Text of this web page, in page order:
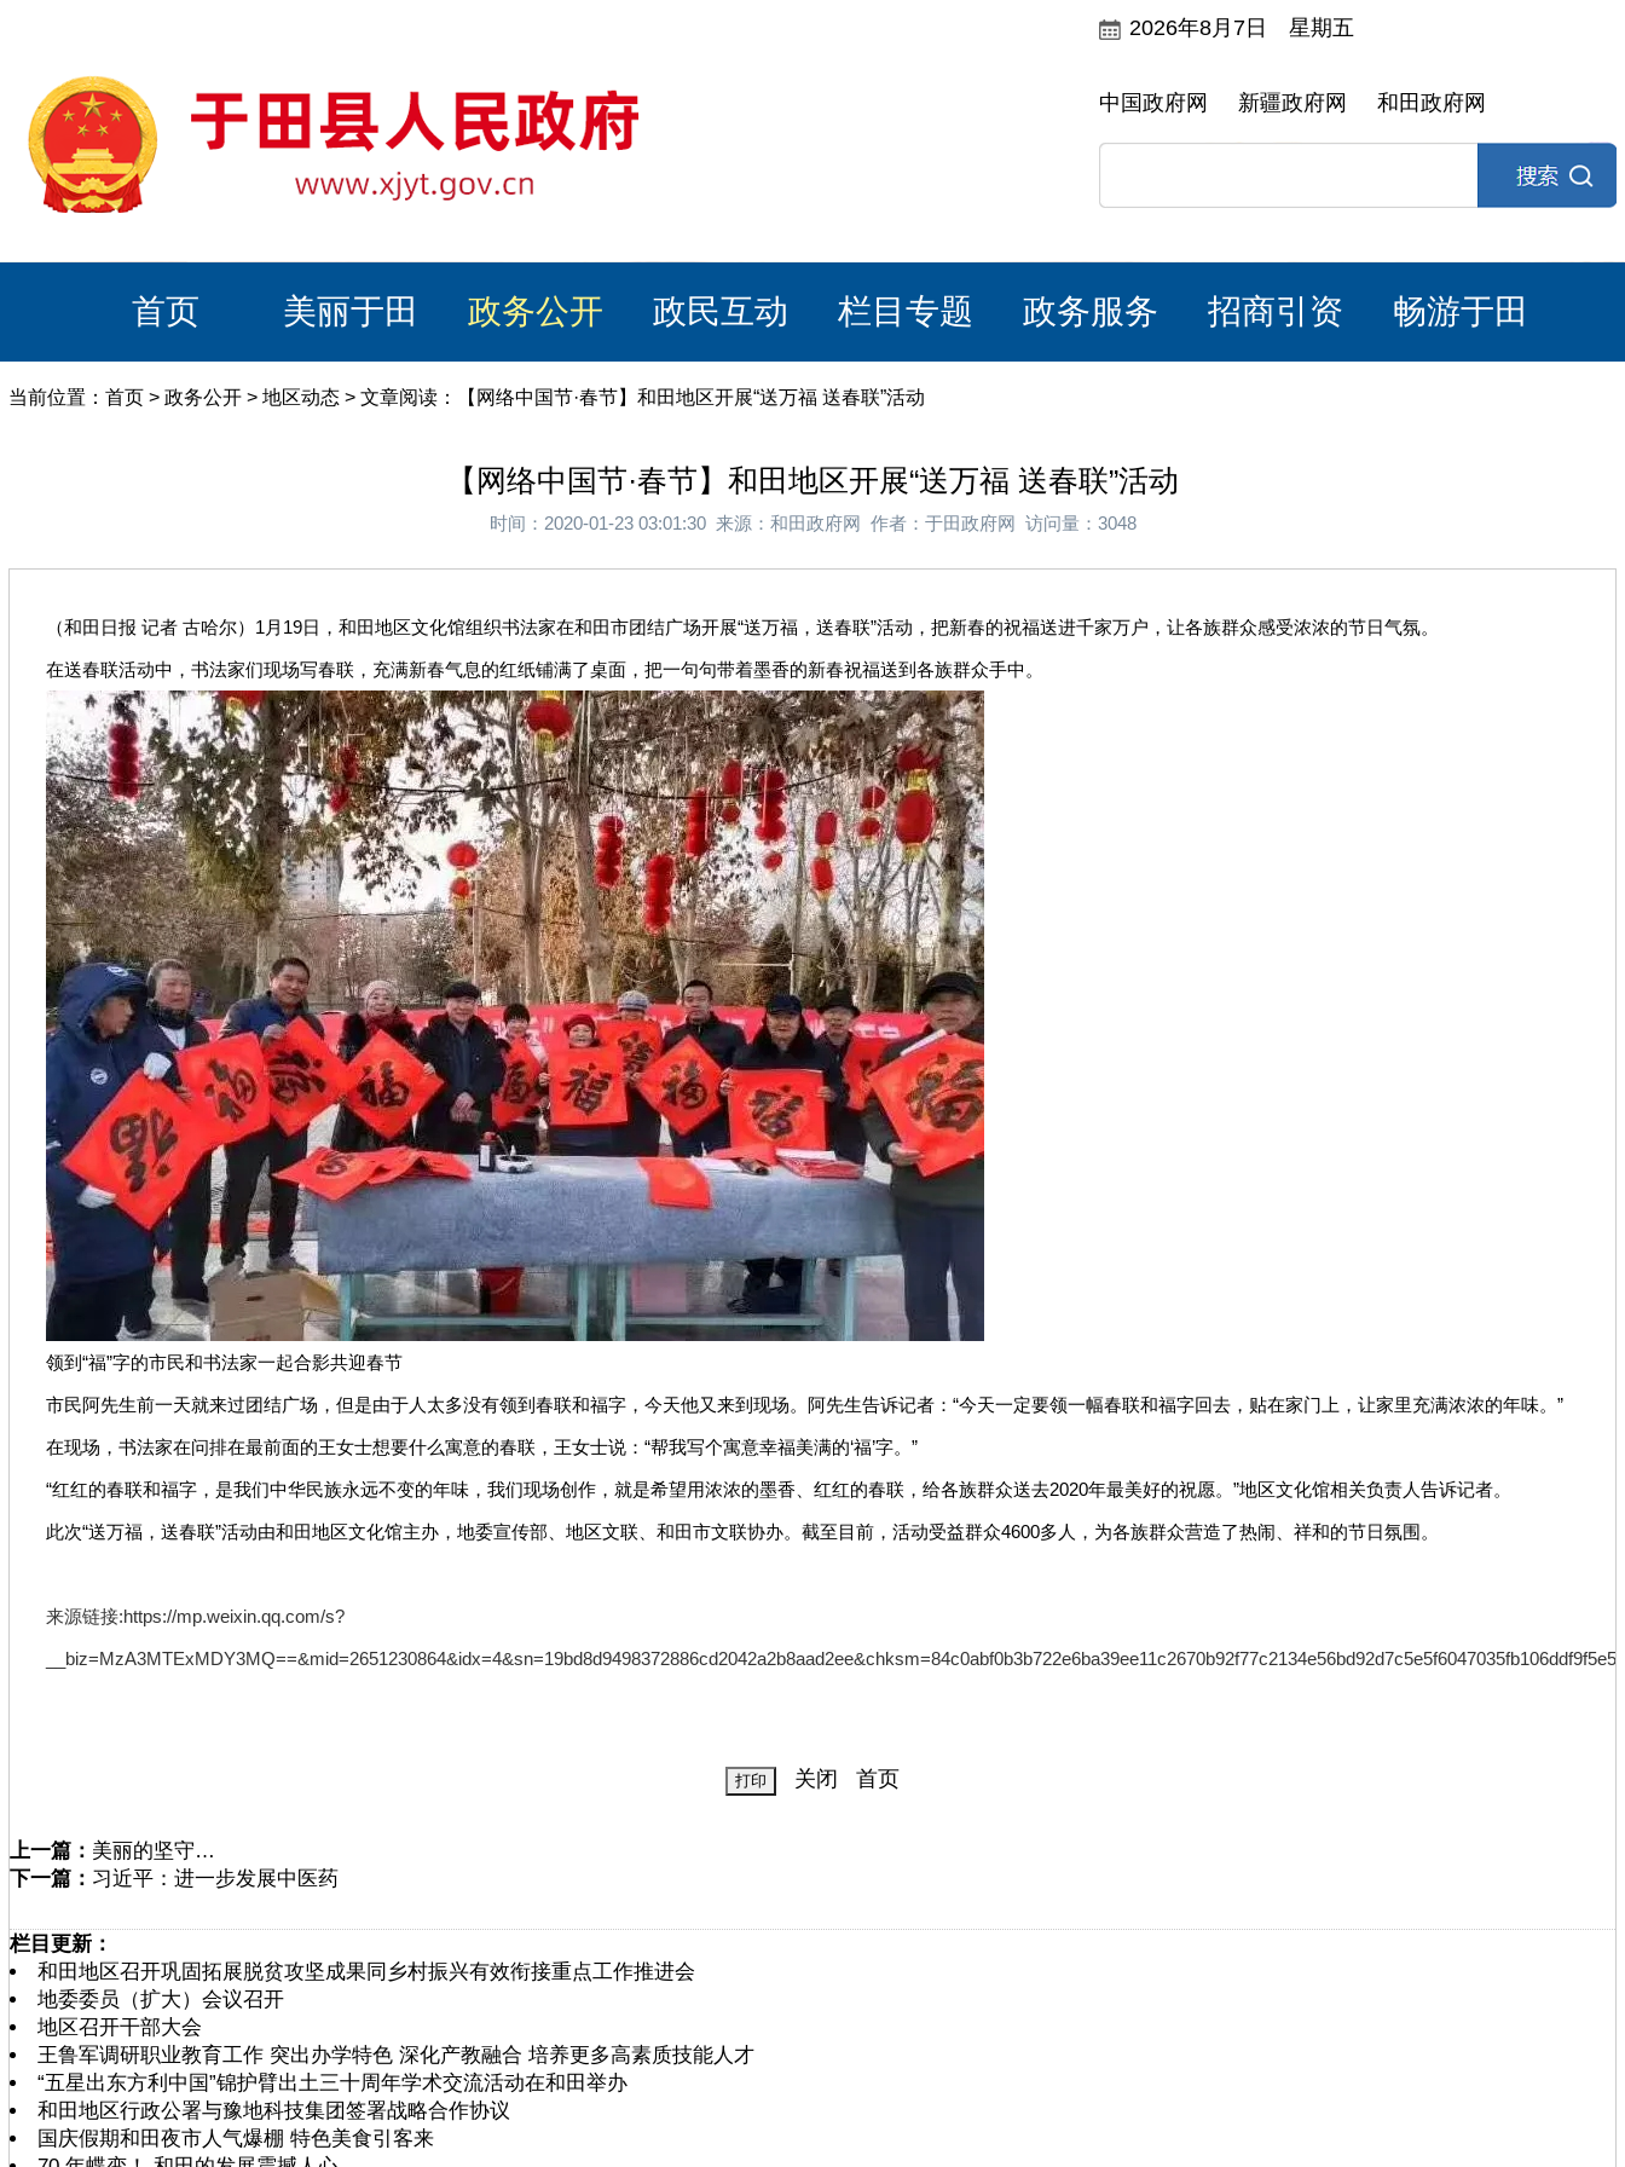
2026年8月7日 星期五
中国政府网 新疆政府网 和田政府网
首页 美丽于田 政务公开 政民互动 栏目专题 政务服务 招商引资 畅游于田
当前位置： 首页 > 政务公开 > 地区动态 > 文章阅读：【网络中国节·春节】和田地区开展“送万福 送春联”活动
【网络中国节·春节】和田地区开展“送万福 送春联”活动
时间：2020-01-23 03:01:30 来源：和田政府网 作者：于田政府网 访问量：3048
（和田日报 记者 古哈尔）1月19日，和田地区文化馆组织书法家在和田市团结广场开展“送万福，送春联”活动，把新春的祝福送进千家万户，让各族群众感受浓浓的节日气氛。
在送春联活动中，书法家们现场写春联，充满新春气息的红纸铺满了桌面，把一句句带着墨香的新春祝福送到各族群众手中。
领到“福”字的市民和书法家一起合影共迎春节
市民阿先生前一天就来过团结广场，但是由于人太多没有领到春联和福字，今天他又来到现场。阿先生告诉记者：“今天一定要领一幅春联和福字回去，贴在家门上，让家里充满浓浓的年味。”
在现场，书法家在问排在最前面的王女士想要什么寓意的春联，王女士说：“帮我写个寓意幸福美满的‘福’字。”
“红红的春联和福字，是我们中华民族永远不变的年味，我们现场创作，就是希望用浓浓的墨香、红红的春联，给各族群众送去2020年最美好的祝愿。”地区文化馆相关负责人告诉记者。
此次“送万福，送春联”活动由和田地区文化馆主办，地委宣传部、地区文联、和田市文联协办。截至目前，活动受益群众4600多人，为各族群众营造了热闹、祥和的节日氛围。
来源链接:https://mp.weixin.qq.com/s?
关闭 首页
上一篇： 美丽的坚守…
下一篇： 习近平：进一步发展中医药
栏目更新：
和田地区召开巩固拓展脱贫攻坚成果同乡村振兴有效衔接重点工作推进会
地委委员（扩大）会议召开
地区召开干部大会
王鲁军调研职业教育工作 突出办学特色 深化产教融合 培养更多高素质技能人才
“五星出东方利中国”锦护臂出土三十周年学术交流活动在和田举办
和田地区行政公署与豫地科技集团签署战略合作协议
国庆假期和田夜市人气爆棚 特色美食引客来